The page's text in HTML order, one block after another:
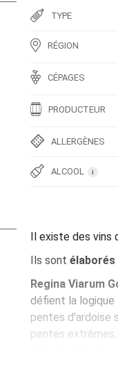
TYPE
RÉGION
CÉPAGES
PRODUCTEUR
ALLERGÈNES
ALCOOL i
Il existe des vins
Ils sont élaborés
Regina Viarum
défient la logique
pentes d'ardoise
pentes